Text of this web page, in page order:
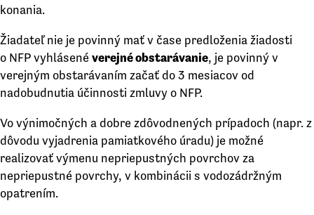
konania.
Žiadateľ nie je povinný mať v čase predloženia žiadosti
o NFP vyhlásené verejné obstarávanie, je povinný v
verejným obstarávaním začať do 3 mesiacov od
nadobudnutia účinnosti zmluvy o NFP.
Vo výnimočných a dobre zdôvodnených prípadoch (napr. z
dôvodu vyjadrenia pamiatkového úradu) je možné
realizovať výmenu nepriepustných povrchov za
nepriepustné povrchy, v kombinácii s vodozádržným
opatrením.